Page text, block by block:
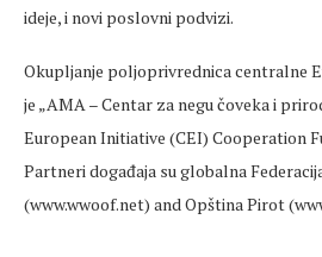
ideje, i novi poslovni podvizi.
Okupljanje poljoprivrednica centralne
je „AMA – Centar za negu čoveka i
European Initiative (CEI) Cooperation
Partneri događaja su globalna
(www.wwoof.net) and Opština Pirot